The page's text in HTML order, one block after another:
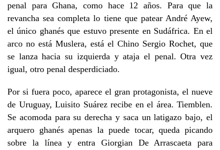
penal para Ghana, como hace 12 años. Para que la
revancha sea completa lo tiene que patear André Ayew,
el único ghanés que estuvo presente en Sudáfrica. En el
arco no está Muslera, está el Chino Sergio Rochet, que
se lanza hacia su izquierda y ataja el penal. Otra vez
igual, otro penal desperdiciado.
Por si fuera poco, aparece el gran protagonista, el nueve
de Uruguay, Luisito Suárez recibe en el área. Tiemblen.
Se acomoda para su derecha y saca un latigazo bajo, el
arquero ghanés apenas la puede tocar, queda picando
sobre la línea y entra Giorgian De Arrascaeta para